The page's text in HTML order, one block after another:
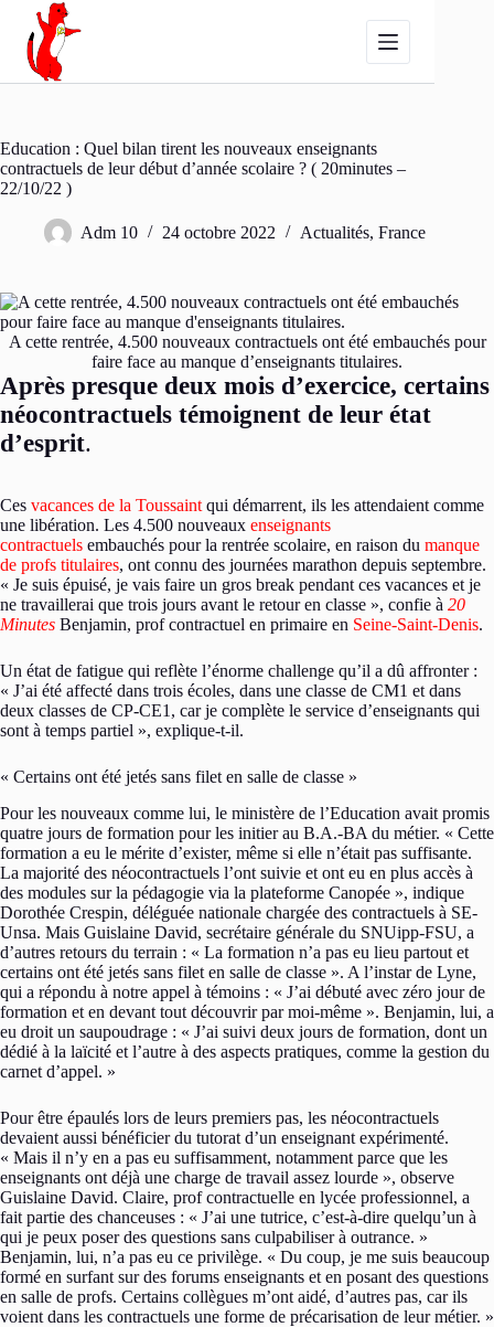
Passer
contenu
Education : Quel bilan tirent les nouveaux enseignants
contractuels de leur début d’année scolaire ? ( 20minutes –
22/10/22 )
Adm 10 24 octobre 2022 Actualités, France
A cette rentrée, 4.500 nouveaux contractuels ont été embauchés pour
faire face au manque d’enseignants titulaires.
Après presque deux mois d’exercice, certains
néocontractuels témoignent de leur état
d’esprit.
Ces vacances de la Toussaint qui démarrent, ils les attendaient comme
une libération. Les 4.500 nouveaux enseignants
contractuels embauchés pour la rentrée scolaire, en raison du manque
de profs titulaires, ont connu des journées marathon depuis septembre.
« Je suis épuisé, je vais faire un gros break pendant ces vacances et je
ne travaillerai que trois jours avant le retour en classe », confie à 20
Minutes Benjamin, prof contractuel en primaire en Seine-Saint-Denis.
Un état de fatigue qui reflète l’énorme challenge qu’il a dû affronter :
« J’ai été affecté dans trois écoles, dans une classe de CM1 et dans
deux classes de CP-CE1, car je complète le service d’enseignants qui
sont à temps partiel », explique-t-il.
« Certains ont été jetés sans filet en salle de classe »
Pour les nouveaux comme lui, le ministère de l’Education avait promis
quatre jours de formation pour les initier au B.A.-BA du métier. « Cette
formation a eu le mérite d’exister, même si elle n’était pas suffisante.
La majorité des néocontractuels l’ont suivie et ont eu en plus accès à
des modules sur la pédagogie via la plateforme Canopée », indique
Dorothée Crespin, déléguée nationale chargée des contractuels à SE-
Unsa. Mais Guislaine David, secrétaire générale du SNUipp-FSU, a
d’autres retours du terrain : « La formation n’a pas eu lieu partout et
certains ont été jetés sans filet en salle de classe ». A l’instar de Lyne,
qui a répondu à notre appel à témoins : « J’ai débuté avec zéro jour de
formation et en devant tout découvrir par moi-même ». Benjamin, lui, a
eu droit un saupoudrage : « J’ai suivi deux jours de formation, dont un
dédié à la laïcité et l’autre à des aspects pratiques, comme la gestion du
carnet d’appel. »
Pour être épaulés lors de leurs premiers pas, les néocontractuels
devaient aussi bénéficier du tutorat d’un enseignant expérimenté.
« Mais il n’y en a pas eu suffisamment, notamment parce que les
enseignants ont déjà une charge de travail assez lourde », observe
Guislaine David. Claire, prof contractuelle en lycée professionnel, a
fait partie des chanceuses : « J’ai une tutrice, c’est-à-dire quelqu’un à
qui je peux poser des questions sans culpabiliser à outrance. »
Benjamin, lui, n’a pas eu ce privilège. « Du coup, je me suis beaucoup
formé en surfant sur des forums enseignants et en posant des questions
en salle de profs. Certains collègues m’ont aidé, d’autres pas, car ils
voient dans les contractuels une forme de précarisation de leur métier. »